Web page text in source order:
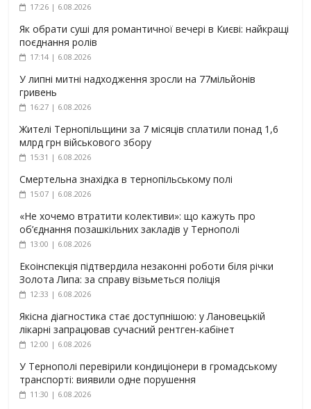
17:26 | 6.08.2026
Як обрати суші для романтичної вечері в Києві: найкращі
поєднання ролів
17:14 | 6.08.2026
У липні митні надходження зросли на 77мільйонів
гривень
16:27 | 6.08.2026
Жителі Тернопільщини за 7 місяців сплатили понад 1,6
млрд грн військового збору
15:31 | 6.08.2026
Смертельна знахідка в тернопільському полі
15:07 | 6.08.2026
«Не хочемо втратити колективи»: що кажуть про
об’єднання позашкільних закладів у Тернополі
13:00 | 6.08.2026
Екоінспекція підтвердила незаконні роботи біля річки
Золота Липа: за справу візьметься поліція
12:33 | 6.08.2026
Якісна діагностика стає доступнішою: у Лановецькій
лікарні запрацював сучасний рентген-кабінет
12:00 | 6.08.2026
У Тернополі перевірили кондиціонери в громадському
транспорті: виявили одне порушення
11:30 | 6.08.2026